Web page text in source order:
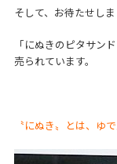
そして、お待たせし
「にぬきのピタサン
売られています。
〝にぬき〟とは、ゆ